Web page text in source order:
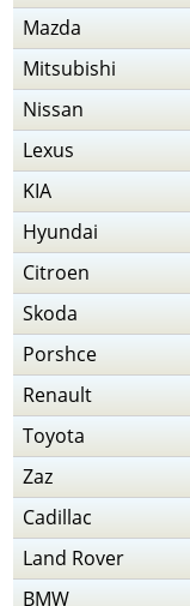
Mazda
Mitsubishi
Nissan
Lexus
KIA
Hyundai
Citroen
Skoda
Porshce
Renault
Toyota
Zaz
Cadillac
Land Rover
BMW